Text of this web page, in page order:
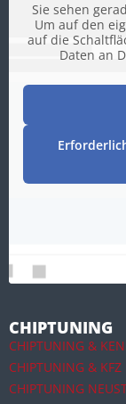
Sie sehen
Um auf den
auf die
Daten an
CHIPTUNING
CHIPTUNING &
CHIPTUNING & KFZ
CHIPTUNING